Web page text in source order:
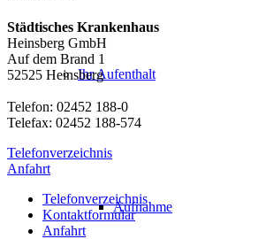
Ihr Aufenthalt
Aufnahme
Städtisches Krankenhaus
Heinsberg GmbH
Auf dem Brand 1
52525 Heinsberg
Telefon: 02452 188-0
Telefax: 02452 188-574
Telefonverzeichnis
Anfahrt
Telefonverzeichnis
Kontaktformular
Anfahrt